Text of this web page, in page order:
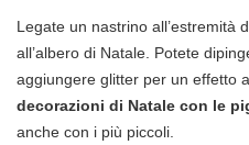
Legate un nastrino all’estremità
all’albero di Natale. Potete
aggiungere glitter per un effetto
decorazioni di Natale con le
anche con i più piccoli.